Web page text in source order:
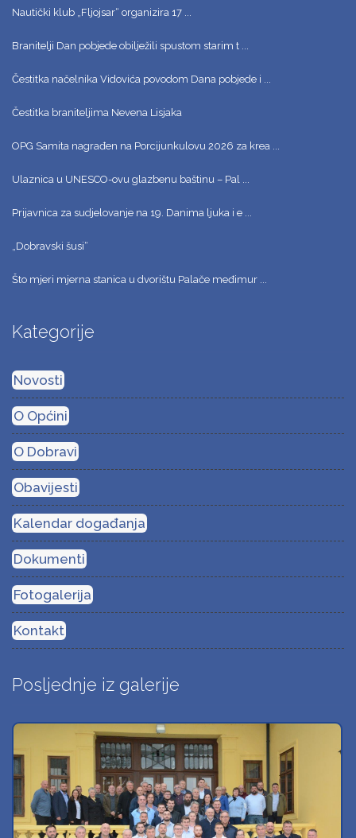
Nautički klub „Fljojsar“ organizira 17 ...
Branitelji Dan pobjede obilježili spustom starim t ...
Čestitka načelnika Vidovića povodom Dana pobjede i ...
Čestitka braniteljima Nevena Lisjaka
OPG Samita nagrađen na Porcijunkulovu 2026 za krea ...
Ulaznica u UNESCO-ovu glazbenu baštinu – Pal ...
Prijavnica za sudjelovanje na 19. Danima ljuka i e ...
„Dobravski šusi“
Što mjeri mjerna stanica u dvorištu Palače međimur ...
Kategorije
Novosti
O Općini
O Dobravi
Obavijesti
Kalendar događanja
Dokumenti
Fotogalerija
Kontakt
Posljednje iz galerije